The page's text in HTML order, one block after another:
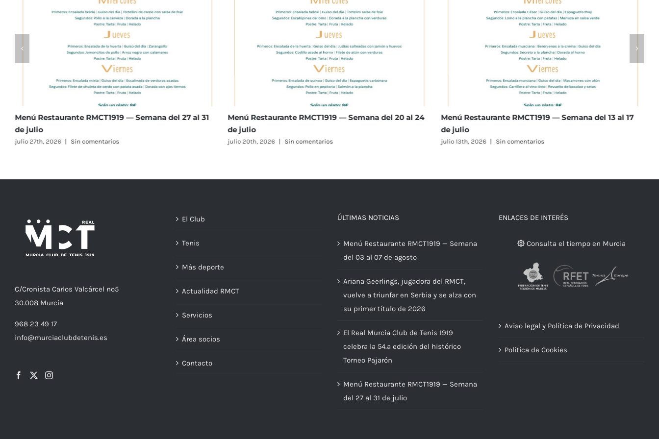
Menú Restaurante RMCT1919 — Semana del 27 al 31
de julio
julio 27th, 2026 Sin comentarios
Menú Restaurante RMCT1919 — Semana del 20 al 24
de julio
julio 20th, 2026 Sin comentarios
Menú Restaurante RMCT1919 — Semana del 13 al 17
de julio
julio 13th, 2026 Sin comentarios
C/Cronista Carlos Valcárcel nº5
30.008 Murcia
968 23 49 17
info@murciaclubdetenis.es
El Club
Tenis
Más deporte
Actualidad RMCT
Servicios
Área socios
Contacto
ÚLTIMAS NOTICIAS
Menú Restaurante RMCT1919 — Semana
del 03 al 07 de agosto
Ariana Geerlings, jugadora del RMCT,
vuelve a triunfar en Serbia y se alza con
su primer título de 2026
El Real Murcia Club de Tenis 1919
celebra la 54.ª edición del histórico
Torneo Pajarón
Menú Restaurante RMCT1919 — Semana
del 27 al 31 de julio
ENLACES DE INTERÉS
Consulta el tiempo en Murcia
Aviso legal y Política de Privacidad
Política de Cookies